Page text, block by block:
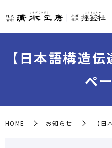
【日本語構造
ペ
HOME お知らせ 【日